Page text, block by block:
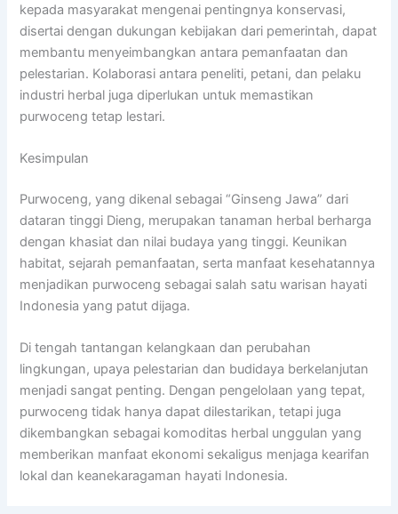
kepada masyarakat mengenai pentingnya konservasi,
disertai dengan dukungan kebijakan dari pemerintah, dapat
membantu menyeimbangkan antara pemanfaatan dan
pelestarian. Kolaborasi antara peneliti, petani, dan pelaku
industri herbal juga diperlukan untuk memastikan
purwoceng tetap lestari.
Kesimpulan
Purwoceng, yang dikenal sebagai “Ginseng Jawa” dari
dataran tinggi Dieng, merupakan tanaman herbal berharga
dengan khasiat dan nilai budaya yang tinggi. Keunikan
habitat, sejarah pemanfaatan, serta manfaat kesehatannya
menjadikan purwoceng sebagai salah satu warisan hayati
Indonesia yang patut dijaga.
Di tengah tantangan kelangkaan dan perubahan
lingkungan, upaya pelestarian dan budidaya berkelanjutan
menjadi sangat penting. Dengan pengelolaan yang tepat,
purwoceng tidak hanya dapat dilestarikan, tetapi juga
dikembangkan sebagai komoditas herbal unggulan yang
memberikan manfaat ekonomi sekaligus menjaga kearifan
lokal dan keanekaragaman hayati Indonesia.